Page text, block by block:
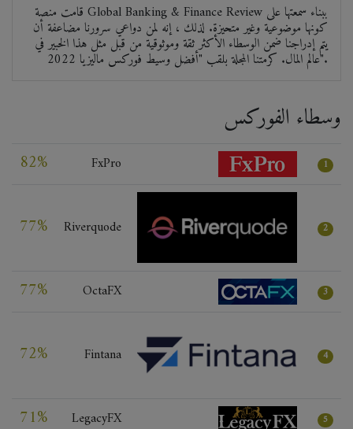
قامت منصة Global Banking & Finance Review ببناء سمعتها على
كونها موضوعية وغير متحيزة. لذلك ، إنه لمن دواعي سرورنا مضاعفة أن
يتم إدراجنا ضمن الوسطاء الأكثر ثقة وموثوقية من قبل مثل هذا الخبير في
عالم المال. كرمتنا المجلة بلقب "أفضل وسيط فوركس ماليزيا 2022".
وسطاء الفوركس
82% FxPro 1
77% Riverquode 2
77% OctaFX 3
72% Fintana 4
71% LegacyFX 5